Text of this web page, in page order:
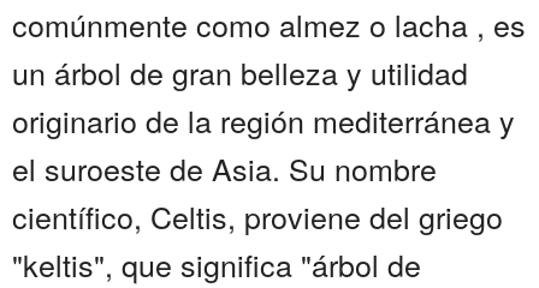
comúnmente como almez o lacha , es
un árbol de gran belleza y utilidad
originario de la región mediterránea y
el suroeste de Asia. Su nombre
científico, Celtis, proviene del griego
"keltis", que significa "árbol de